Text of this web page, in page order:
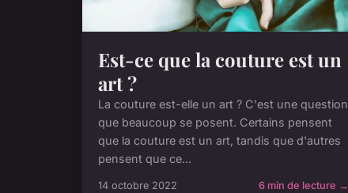
Est-ce que la couture est un
art ?
La couture est-elle un art ? C'est une question
que beaucoup se posent. Certains pensent
que la couture est un art, tandis que d'autres
pensent que ce...
14 octobre 2022 6 min de lecture →